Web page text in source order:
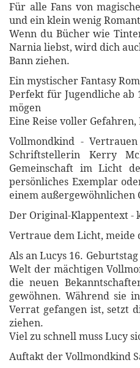
Für alle Fans von
und ein klein wenig
Wenn du Bücher wie
Narnia liebst, wird dich
Bann ziehen.
Ein mystischer Fantasy
Perfekt für Jugendliche ab
mögen
Eine Reise voller
Vollmondkind -
Schriftstellerin Kerry
Gemeinschaft im Licht
persönliches Exemplar
einem außergewöhnlichen
Der Original-Klappentext -
Vertraue dem Licht, meide
Als an Lucys 16.
Welt der mächtigen
die neuen
gewöhnen. Während sie
Verrat gefangen ist, setzt
ziehen.
Viel zu schnell muss Lucy
Auftakt der Vollmondkind